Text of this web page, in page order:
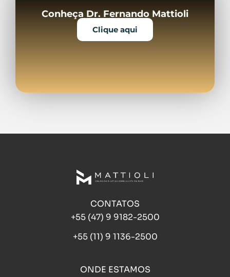
Conheça Dr. Fernando Mattioli
Clique aqui
CONTATOS
+55 (47) 9 9182-2500
+55 (11) 9 1136-2500
ONDE ESTAMOS